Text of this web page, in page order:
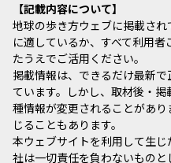
記載内容について
地球の歩き方ウェブに掲載さ
に適しているか、すべて利用
たうえでご活用ください。
掲載情報は、できるだけ最新
ています。しかし、取材後・
種情報が変更されることがあ
じることもあります。
本ウェブサイトを利用して生
社は一切責任を負わないものと